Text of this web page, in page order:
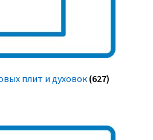
плит и духовок (627)